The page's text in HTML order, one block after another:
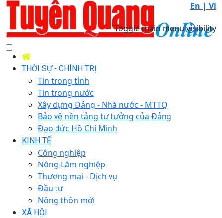
En | Vi
Toggle main menu visibility
THỜI SỰ - CHÍNH TRỊ
Tin trong tỉnh
Tin trong nước
Xây dựng Đảng - Nhà nước - MTTQ
Bảo vệ nền tảng tư tưởng của Đảng
Đạo đức Hồ Chí Minh
KINH TẾ
Công nghiệp
Nông-Lâm nghiệp
Thương mại - Dịch vụ
Đầu tư
Nông thôn mới
XÃ HỘI